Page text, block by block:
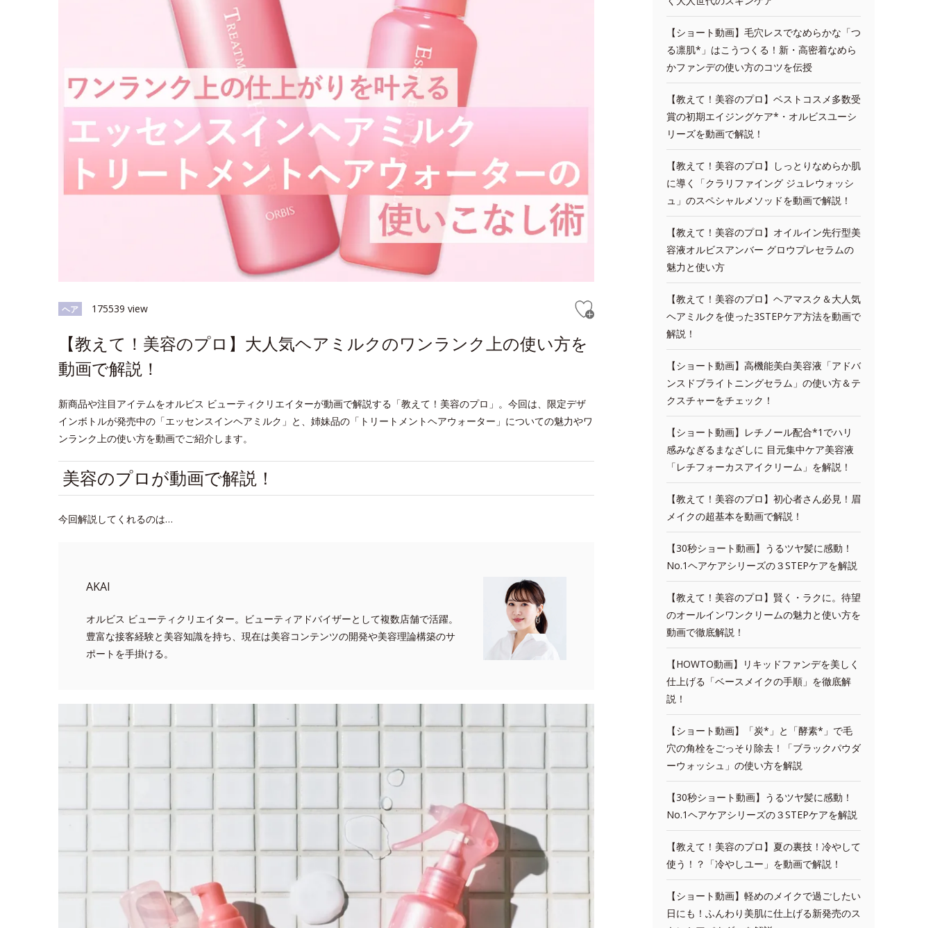
ヘア 175539 view
【教えて！美容のプロ】大人気ヘアミルクのワンランク上の使い方を
動画で解説！
新商品や注目アイテムをオルビス ビューティクリエイターが動画で解説する「教えて！美容のプロ」。今回は、限定デザ
インボトルが発売中の「エッセンスインヘアミルク」と、姉妹品の「トリートメントヘアウォーター」についての魅力やワ
ンランク上の使い方を動画でご紹介します。
美容のプロが動画で解説！
今回解説してくれるのは…
AKAI
オルビス ビューティクリエイター。ビューティアドバイザーとして複数店舗で活躍。
豊富な接客経験と美容知識を持ち、現在は美容コンテンツの開発や美容理論構築のサ
ポートを手掛ける。
【ショート動画】毛穴レスでなめらかな「つ
る凛肌*」はこうつくる！新・高密着なめら
かファンデの使い方のコツを伝授
【教えて！美容のプロ】ベストコスメ多数受
賞の初期エイジングケア*・オルビスユーシ
リーズを動画で解説！
【教えて！美容のプロ】しっとりなめらか肌
に導く「クラリファイング ジュレウォッシ
ュ」のスペシャルメソッドを動画で解説！
【教えて！美容のプロ】オイルイン先行型美
容液オルビスアンバー グロウプレセラムの
魅力と使い方
【教えて！美容のプロ】ヘアマスク＆大人気
ヘアミルクを使った3STEPケア方法を動画で
解説！
【ショート動画】高機能美白美容液「アドバ
ンスドブライトニングセラム」の使い方＆テ
クスチャーをチェック！
【ショート動画】レチノール配合*1でハリ
感みなぎるまなざしに 目元集中ケア美容液
「レチフォーカスアイクリーム」を解説！
【教えて！美容のプロ】初心者さん必見！眉
メイクの超基本を動画で解説！
【30秒ショート動画】うるツヤ髪に感動！
No.1ヘアケアシリーズの３STEPケアを解説
【教えて！美容のプロ】賢く・ラクに。待望
のオールインワンクリームの魅力と使い方を
動画で徹底解説！
【HOWTO動画】リキッドファンデを美しく
仕上げる「ベースメイクの手順」を徹底解
説！
【ショート動画】「炭*」と「酵素*」で毛
穴の角栓をごっそり除去！「ブラックパウダ
ーウォッシュ」の使い方を解説
【30秒ショート動画】うるツヤ髪に感動！
No.1ヘアケアシリーズの３STEPケアを解説
【教えて！美容のプロ】夏の裏技！冷やして
使う！？「冷やしユー」を動画で解説！
【ショート動画】軽めのメイクで過ごしたい
日にも！ふんわり美肌に仕上げる新発売のス